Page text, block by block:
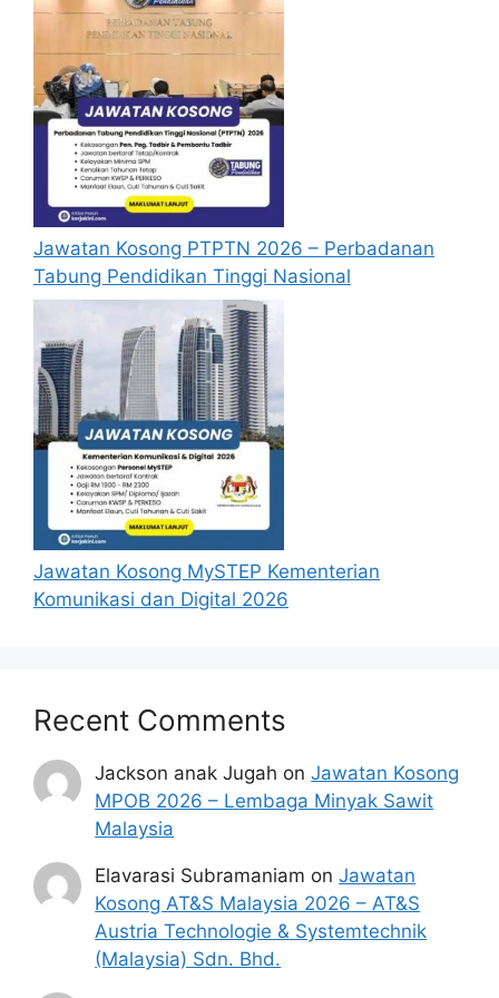
menerima sebarang jawapan selepas
bulandari tarikh iklan ditutup hendaklah
menganggap permohonan mereka tidak
berjaya.
Mohon Online
Jawatan Kosong PTPTN 2026 – Perbadanan
Tabung Pendidikan Tinggi Nasional
Jawatan Kosong MySTEP Kementerian
Komunikasi dan Digital 2026
Recent Comments
Jackson anak Jugah onJawatan Kosong
MPOB 2026 – Lembaga Minyak Sawit
Malaysia
Elavarasi Subramaniam onJawatan
Kosong AT&S Malaysia 2026 – AT&S
Austria Technologie & Systemtechnik
(Malaysia) Sdn. Bhd.